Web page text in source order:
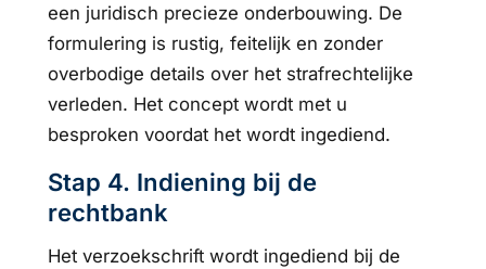
een juridisch precieze onderbouwing. De
formulering is rustig, feitelijk en zonder
overbodige details over het strafrechtelijke
verleden. Het concept wordt met u
besproken voordat het wordt ingediend.
Stap 4. Indiening bij de
rechtbank
Het verzoekschrift wordt ingediend bij de